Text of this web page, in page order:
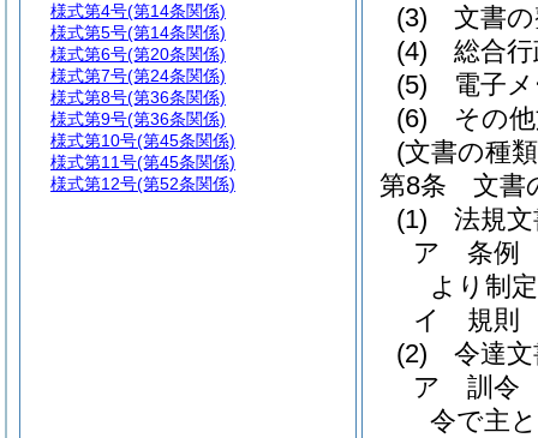
(3)
文書
(4)
総合
(5)
電子
(6)
その
(文書の種
第8条
文書
(1)
法規
ア
条例
より制
イ
規則
(2)
令達
ア
訓令
令で主
様式第4号(第14条関係)
様式第5号(第14条関係)
様式第6号(第20条関係)
様式第7号(第24条関係)
様式第8号(第36条関係)
様式第9号(第36条関係)
様式第10号(第45条関係)
様式第11号(第45条関係)
様式第12号(第52条関係)